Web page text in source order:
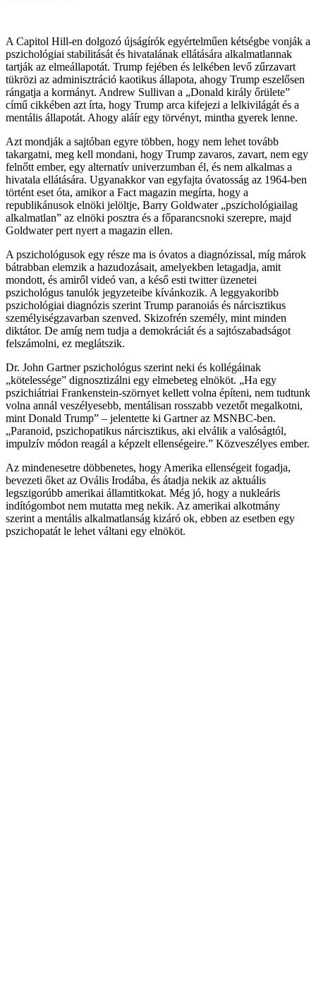
A Capitol Hill-en dolgozó újságírók egyértelműen kétségbe vonják a
pszichológiai stabilitását és hivatalának ellátására alkalmatlannak
tartják az elmeállapotát. Trump fejében és lelkében levő zűrzavart
tükrözi az adminisztráció kaotikus állapota, ahogy Trump eszelősen
rángatja a kormányt. Andrew Sullivan a „Donald király őrülete”
című cikkében azt írta, hogy Trump arca kifejezi a lelkivilágát és a
mentális állapotát. Ahogy aláír egy törvényt, mintha gyerek lenne.
Azt mondják a sajtóban egyre többen, hogy nem lehet tovább
takargatni, meg kell mondani, hogy Trump zavaros, zavart, nem egy
felnőtt ember, egy alternatív univerzumban él, és nem alkalmas a
hivatala ellátására. Ugyanakkor van egyfajta óvatosság az 1964-ben
történt eset óta, amikor a Fact magazin megírta, hogy a
republikánusok elnöki jelöltje, Barry Goldwater „pszichológiailag
alkalmatlan” az elnöki posztra és a főparancsnoki szerepre, majd
Goldwater pert nyert a magazin ellen.
A pszichológusok egy része ma is óvatos a diagnózissal, míg márok
bátrabban elemzik a hazudozásait, amelyekben letagadja, amit
mondott, és amiről videó van, a késő esti twitter üzenetei
pszichológus tanulók jegyzeteibe kívánkozik. A leggyakoribb
pszichológiai diagnózis szerint Trump paranoiás és nárcisztikus
személyiségzavarban szenved. Skizofrén személy, mint minden
diktátor. De amíg nem tudja a demokráciát és a sajtószabadságot
felszámolni, ez meglátszik.
Dr. John Gartner pszichológus szerint neki és kollégáinak
„kötelessége” dignosztizálni egy elmebeteg elnököt. „Ha egy
pszichiátriai Frankenstein-szörnyet kellett volna építeni, nem tudtunk
volna annál veszélyesebb, mentálisan rosszabb vezetőt megalkotni,
mint Donald Trump” – jelentette ki Gartner az MSNBC-ben.
„Paranoid, pszichopatikus nárcisztikus, aki elválik a valóságtól,
impulzív módon reagál a képzelt ellenségeire.” Közveszélyes ember.
Az mindenesetre döbbenetes, hogy Amerika ellenségeit fogadja,
bevezeti őket az Ovális Irodába, és átadja nekik az aktuális
legszigorúbb amerikai államtitkokat. Még jó, hogy a nukleáris
indítógombot nem mutatta meg nekik. Az amerikai alkotmány
szerint a mentális alkalmatlanság kizáró ok, ebben az esetben egy
pszichopatát le lehet váltani egy elnököt.